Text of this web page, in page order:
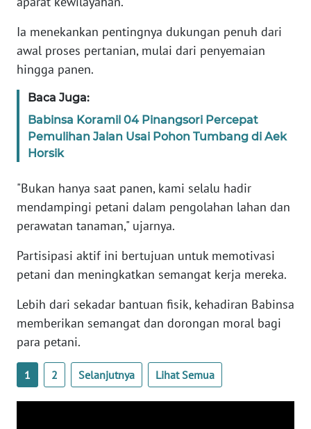
Ia menekankan pentingnya dukungan penuh dari
awal proses pertanian, mulai dari penyemaian
hingga panen.
Baca Juga:
Babinsa Koramil 04 Pinangsori Percepat
Pemulihan Jalan Usai Pohon Tumbang di Aek
Horsik
"Bukan hanya saat panen, kami selalu hadir
mendampingi petani dalam pengolahan lahan dan
perawatan tanaman," ujarnya.
Partisipasi aktif ini bertujuan untuk memotivasi
petani dan meningkatkan semangat kerja mereka.
Lebih dari sekadar bantuan fisik, kehadiran Babinsa
memberikan semangat dan dorongan moral bagi
para petani.
1 2 Selanjutnya Lihat Semua
WN
SULTENG
WN
SULBAR
WN
WN
SUMBAR
WN
SUMSEL
WN
BENGKULU
WN
LAMPUNG